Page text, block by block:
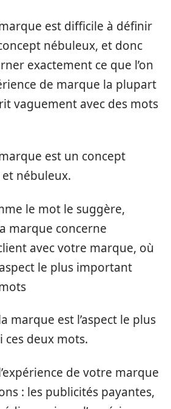
marque est difficile à définir
nébuleux, et donc
exactement ce que l’on
de marque la plupart
vaguement avec des mots
est un concept
nébuleux.
le mot le suggère,
marque concerne
avec votre marque, où
le plus important
marque est l’aspect le plus
deux mots.
de votre marque
: les publicités payantes,